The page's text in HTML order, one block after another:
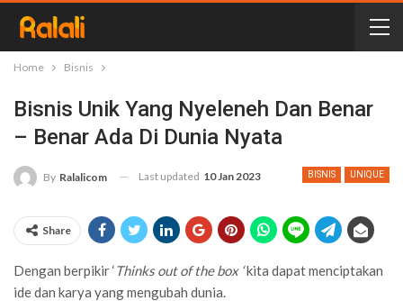
Home Bisnis
Bisnis Unik Yang Nyeleneh Dan Benar
– Benar Ada Di Dunia Nyata
BISNIS UNIQUE
By Ralalicom Last updated 10 Jan 2023
Share
Dengan berpikir ‘Thinks out of the box ‘kita dapat menciptakan
ide dan karya yang mengubah dunia.